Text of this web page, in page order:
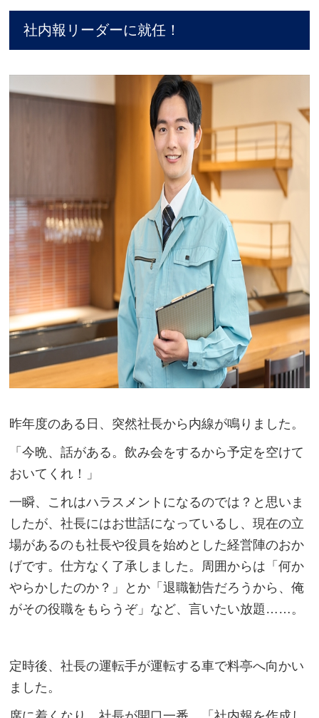
社内報リーダーに就任！
昨年度のある日、突然社長から内線が鳴りました。
「今晩、話がある。飲み会をするから予定を空けて
おいてくれ！」
一瞬、これはハラスメントになるのでは？と思いま
したが、社長にはお世話になっているし、現在の立
場があるのも社長や役員を始めとした経営陣のおか
げです。仕方なく了承しました。周囲からは「何か
やらかしたのか？」とか「退職勧告だろうから、俺
がその役職をもらうぞ」など、言いたい放題……。
定時後、社長の運転手が運転する車で料亭へ向かい
ました。